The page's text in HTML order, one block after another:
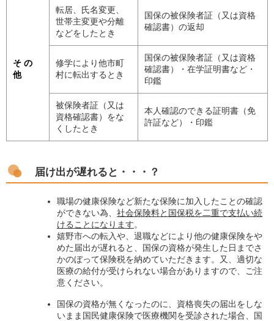
そ の
他
転居、氏名変更、
世帯主変更や分離
などをしたとき
国保の被保険者証（又は資格
確認書）の返却
修学により他市町
村に転出するとき
国保の被保険者証（又は資格
確認書）・在学証明書など・
印鑑
被保険者証（又は
資格確認書）をな
くしたとき
本人確認のできる証明書（免
許証など）・印鑑
届け出が遅れると・・・？
職場の健康保険など新たな保険に加入したことの確認
ができない為、 社会保険料と国保税を二重で支払い続
けることになります。
嬉野市への転入や、退職などにより他の健康保険をや
めた届出が遅れると、国保の資格が発生した日までさ
かのぼって保険税を納めていただきます。又、適切な
医療の給付が受けられない場合がありますので、ご注
意ください。
国保の資格が無くなったのに、資格喪失の届出をしな
いまま国民健康保険で医療機関を受診された場合、国